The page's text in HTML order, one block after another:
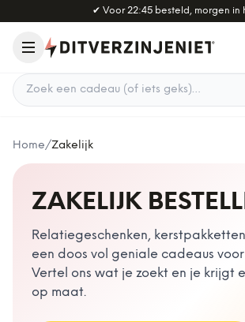
Naar hoofdinhoud
✔ Voor 22:45 besteld, morgen in
Zoek een cadeau
Home/Zakelijk
ZAKELIJK
Relatiegeschenken,
een doos vol geniale cadeaus
Vertel ons wat je zoekt en je krijgt
op maat.